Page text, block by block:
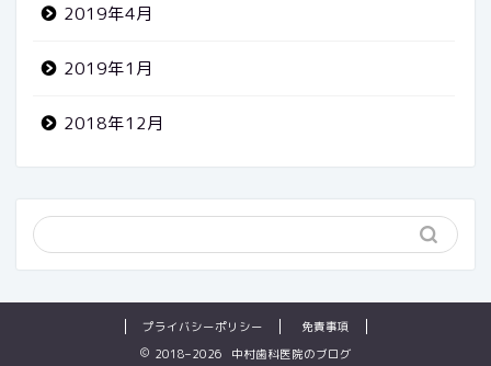
2019年4月
2019年1月
2018年12月
プライバシーポリシー
免責事項
2018–2026 中村歯科医院のブログ